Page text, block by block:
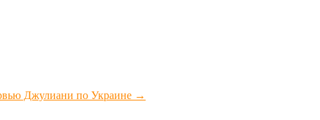
Джулиани по Украине →